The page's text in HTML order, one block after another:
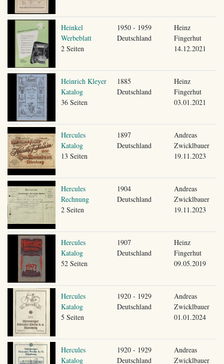
Heinkel
Werbeblatt
2 Seiten
1950 - 1959
Deutschland
Heinz
Fingerhut
14.12.2021
Heinrich Kleyer
Katalog
36 Seiten
1885
Deutschland
Heinz
Fingerhut
03.01.2021
Hercules
Katalog
13 Seiten
1897
Deutschland
Andreas
Zwicklbauer
19.11.2023
Hercules
Rechnung
2 Seiten
1904
Deutschland
Andreas
Zwicklbauer
19.11.2023
Hercules
Katalog
52 Seiten
1907
Deutschland
Heinz
Fingerhut
09.05.2019
Hercules
Katalog
5 Seiten
1920 - 1929
Deutschland
Andreas
Zwicklbauer
01.01.2024
Hercules
Katalog
1920 - 1929
Deutschland
Andreas
Zwicklbauer